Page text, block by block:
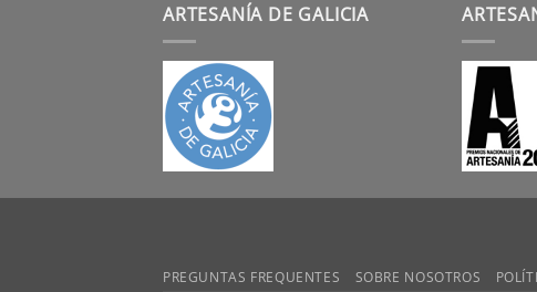
ARTESANÍA DE GALICIA
PREGUNTAS FREQUENTES SOBRE NOSOTROS